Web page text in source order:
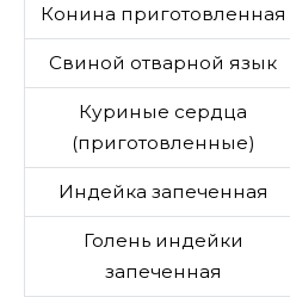
Конина приготовленная
Свиной отварной язык
Куриные сердца
(приготовленные)
Индейка запеченная
Голень индейки
запеченная